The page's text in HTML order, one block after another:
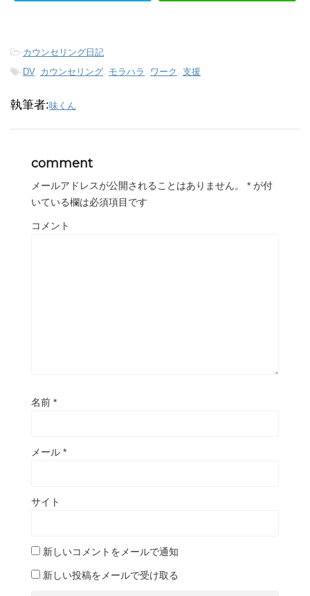
-カウンセリング日記
-DV, カウンセリング, モラハラ , ワーク , 支援
執筆者:味くん
comment
メールアドレスが公開されることはありません。 * が付
いている欄は必須項目です
コメント
名前 *
メール *
サイト
新しいコメントをメールで通知
新しい投稿をメールで受け取る